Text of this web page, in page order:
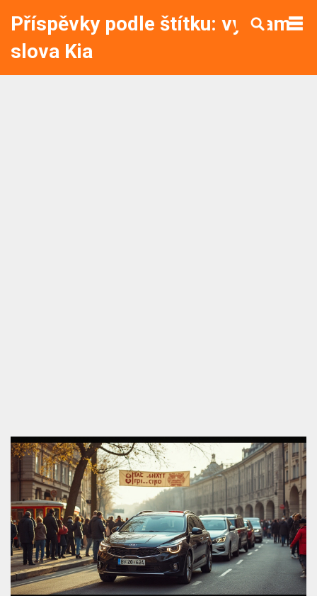
Příspěvky podle štítku: význam
slova Kia